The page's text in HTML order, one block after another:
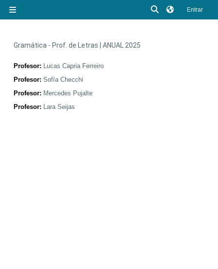
Selector de
Entrar
Gramática - Prof. de Letras | ANUAL 2025
Profesor: Lucas Capria Ferreiro
Profesor: Sofía Checchi
Profesor: Mercedes Pujalte
Profesor: Lara Seijas